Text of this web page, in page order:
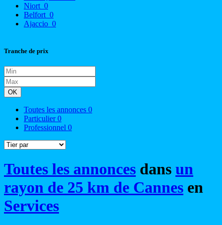
Niort 0
Belfort 0
Ajaccio 0
Tranche de prix
OK
Toutes les annonces 0
Particulier0
Professionnel 0
Toutes les annonces dans un
rayon de 25 km de Cannes en
Services